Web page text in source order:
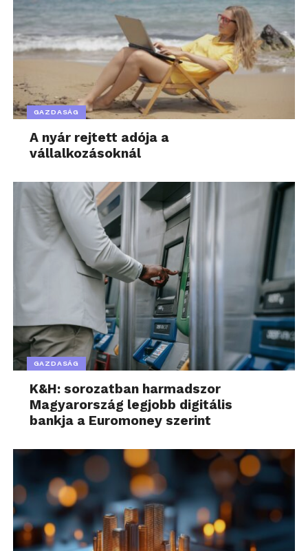
GAZDASÁG
A nyár rejtett adója a
vállalkozásoknál
GAZDASÁG
K&H: sorozatban harmadszor
Magyarország legjobb digitális
bankja a Euromoney szerint